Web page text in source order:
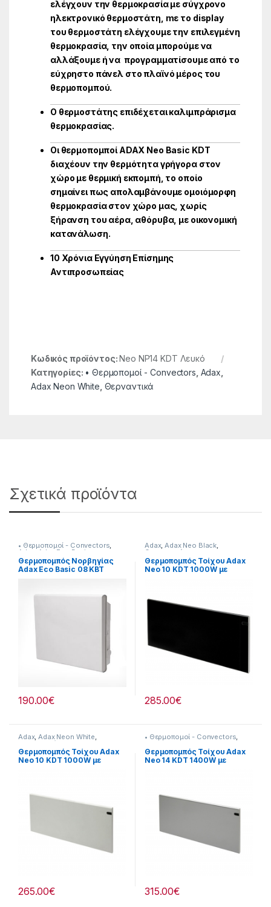
ελέγχουν την θερμοκρασία με σύγχρονο
ηλεκτρονικό θερμοστάτη, mε το display
του θερμοστάτη ελέγχουμε την επιλεγμένη
θερμοκρασία, την οποία μπορούμε να
αλλάξουμε ή να προγραμματίσουμε από το
εύχρηστο πάνελ στο πλαϊνό μέρος του
θερμοπομπού.
Ο θερμοστάτης επιδέχεται καλιμπράρισμα
θερμοκρασίας.
Οι θερμοπομποί ADAX Neo Basic KDT
διαχέουν την θερμότητα γρήγορα στον
χώρο με θερμική εκπομπή, το οποίο
σημαίνει πως απολαμβάνουμε ομοιόμορφη
θερμοκρασία στον χώρο μας, χωρίς
ξήρανση του αέρα, αθόρυβα, με οικονομική
κατανάλωση.
10 Χρόνια Εγγύηση Επίσημης
Αντιπροσωπείας
Κωδικός προϊόντος:Neo NP14 KDT Λευκό
Κατηγορίες: • Θερμοπομοί - Convectors Adax
Adax Neon White Θερναντικά
Σχετικά προϊόντα
• Θερμοπομοί - Convectors,
Adax Adax Eco Basic
Θερμοπομπός Νορβηγίας
Adax Eco Basic 08 KBT
190.00€
Adax,Adax Neo Black,
Θερναντικά
Θερμοπομπός Τοίχου Adax
Neo 10 KDT 1000W με
285.00€
Adax, Adax Neon White
Θερναντικά
Θερμοπομπός Τοίχου Adax
Neo 10 KDT 1000W με
265.00€
• Θερμοπομοί - Convectors
Adax , Adax Neo Silver
Θερναντικά,Κλιματισμός &
Θέρμανση
Θερμοπομπός Τοίχου Adax
Neo 14 KDT 1400W με
315.00€